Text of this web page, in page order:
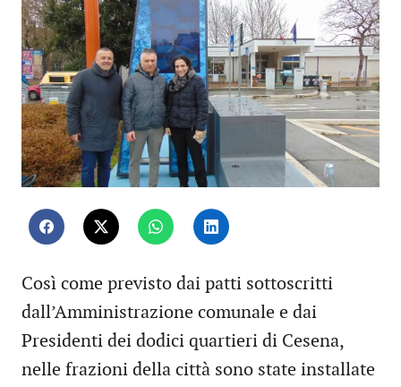
Così come previsto dai patti sottoscritti
dall’Amministrazione comunale e dai
Presidenti dei dodici quartieri di Cesena,
nelle frazioni della città sono state installate